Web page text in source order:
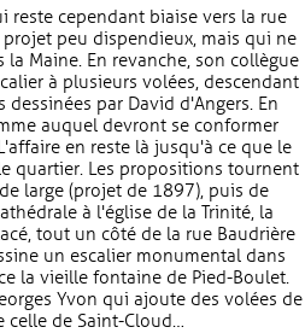
reste cependant biaise vers la rue
peu dispendieux, mais qui ne
Maine. En revanche, son collègue
à plusieurs volées, descendant
par David d'Angers. En
auquel devront se conformer
en reste là jusqu'à ce que le
quartier. Les propositions tournent
large (projet de 1897), puis de
à l'église de la Trinité, la
tout un côté de la rue Baudrière
un escalier monumental dans
la vieille fontaine de Pied-Boulet.
Yvon qui ajoute des volées de
celle de Saint-Cloud…